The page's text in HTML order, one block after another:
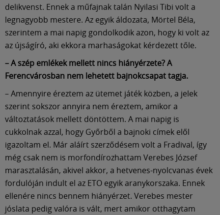
delikvenst. Ennek a műfajnak talán Nyilasi Tibi volt a
legnagyobb mestere. Az egyik áldozata, Mörtel Béla,
szerintem a mai napig gondolkodik azon, hogy ki volt az
az újságíró, aki ekkora marhaságokat kérdezett tőle.
– A szép emlékek mellett nincs hiányérzete? A
Ferencvárosban nem lehetett bajnokcsapat tagja.
– Amennyire éreztem az ütemet játék közben, a jelek
szerint sokszor annyira nem éreztem, amikor a
változtatások mellett döntöttem. A mai napig is
cukkolnak azzal, hogy Győrből a bajnoki címek elől
igazoltam el. Már aláírt szerződésem volt a Fradival, így
még csak nem is morfondírozhattam Verebes József
marasztalásán, akivel akkor, a hetvenes-nyolcvanas évek
fordulóján indult el az ETO egyik aranykorszaka. Ennek
ellenére nincs bennem hiányérzet. Verebes mester
jóslata pedig valóra is vált, mert amikor otthagytam